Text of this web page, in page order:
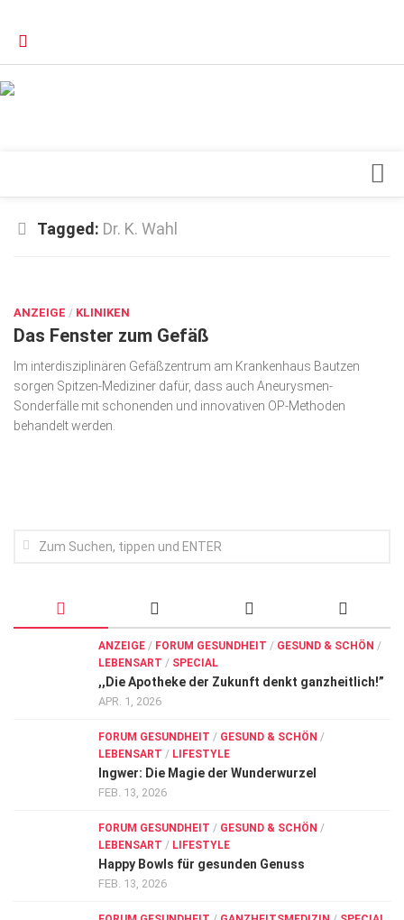
Orthopädie
Schönheit & Wohlbefinden
Special
Wirtschaft, Recht, Finanzen
Sehen
Kampf gegen Krebs
Tagged: Dr. K. Wahl
ANZEIGE / KLINIKEN
Das Fenster zum Gefäß
Im interdisziplinären Gefäßzentrum am Krankenhaus Bautzen
sorgen Spitzen-Mediziner dafür, dass auch Aneurysmen-
Sonderfälle mit schonenden und innovativen OP-Methoden
behandelt werden.
ANZEIGE / FORUM GESUNDHEIT / GESUND & SCHÖN /
LEBENSART / SPECIAL
,,Die Apotheke der Zukunft denkt ganzheitlich!”
APR. 1, 2026
FORUM GESUNDHEIT / GESUND & SCHÖN /
LEBENSART / LIFESTYLE
Ingwer: Die Magie der Wunderwurzel
FEB. 13, 2026
FORUM GESUNDHEIT / GESUND & SCHÖN /
LEBENSART / LIFESTYLE
Happy Bowls für gesunden Genuss
FEB. 13, 2026